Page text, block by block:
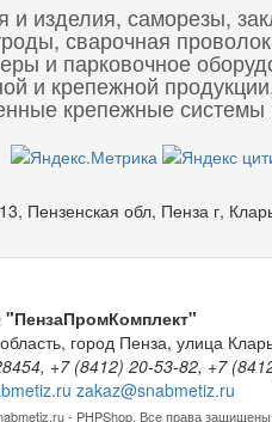
и изделия, саморезы,
сварочная
и парковочное
и крепежной
крепежные
Пензенская обл, Пенза г,
, город Пенза, улица
+7 (8412) 20-53-82, +7
zakaz@snabmetiz.ru
- PHPShop. Все права